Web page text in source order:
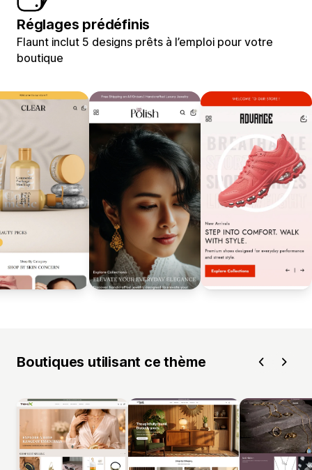
Réglages prédéfinis
Flaunt inclut 5 designs prêts à l’emploi pour votre
boutique
Boutiques utilisant ce thème